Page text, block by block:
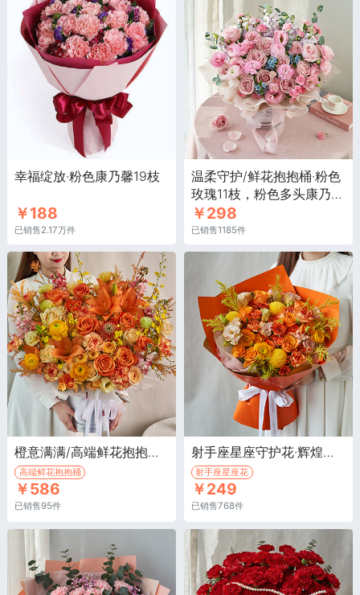
幸福绽放·粉色康乃馨19枝
￥188
已销售2.17万件
温柔守护/鲜花抱抱桶·粉色
玫瑰11枝，粉色多头康乃馨
8枝
￥298
已销售1185件
橙意满满/高端鲜花抱抱桶·橙色百合2枝，橙色玫瑰10枝，黄色洋牡丹3枝
高端鲜花抱抱桶
￥586
已销售95件
射手座星座守护花·辉煌玫瑰9枝，黄色乒乓菊3枝
射手座星座花
￥249
已销售768件